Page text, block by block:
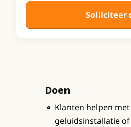
Solliciteer
Doen
Klanten helpen
geluidsinstallatie